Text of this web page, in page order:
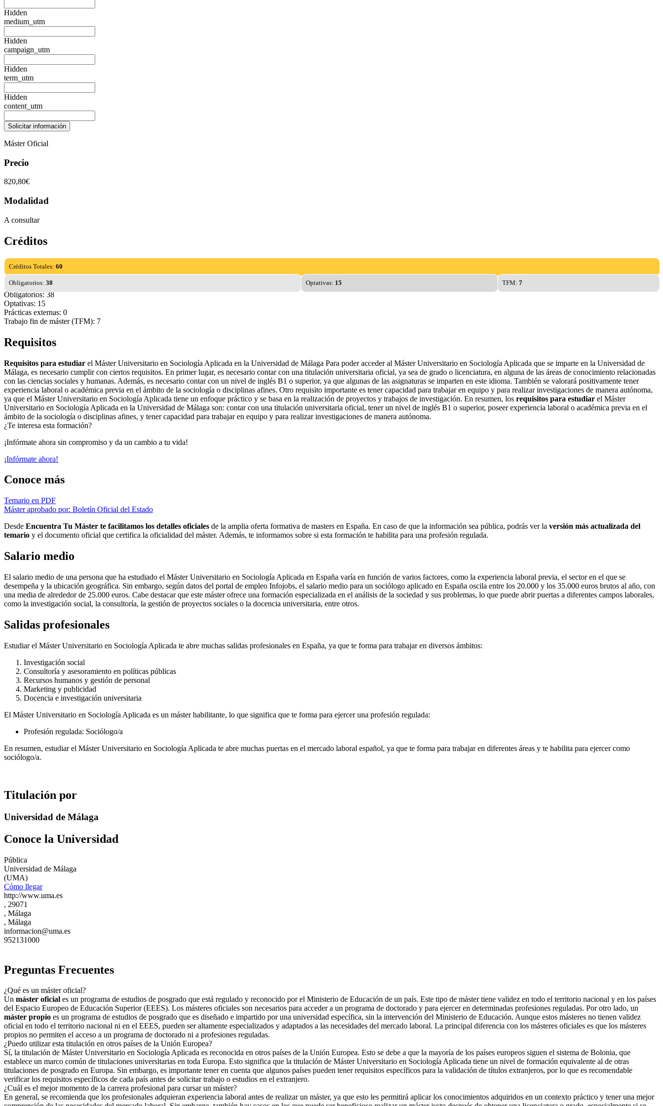
Hidden
medium_utm
Hidden
campaign_utm
Hidden
term_utm
Hidden
content_utm
Máster Oficial
Precio
820,80€
Modalidad
A consultar
Créditos
Créditos Totales: 60
Obligatorios: 38 Optativas: 15 TFM:7
Obligatorios: 38
Optativas: 15
Prácticas externas: 0
Trabajo fin de máster (TFM): 7
Requisitos
Requisitos para estudiar el Máster Universitario en Sociología Aplicada en la Universidad de Málaga Para poder acceder al Máster Universitario en Sociología Aplicada que se imparte en la Universidad de
Málaga, es necesario cumplir con ciertos requisitos. En primer lugar, es necesario contar con una titulación universitaria oficial, ya sea de grado o licenciatura, en alguna de las áreas de conocimiento relacionadas
con las ciencias sociales y humanas. Además, es necesario contar con un nivel de inglés B1 o superior, ya que algunas de las asignaturas se imparten en este idioma. También se valorará positivamente tener
experiencia laboral o académica previa en el ámbito de la sociología o disciplinas afines. Otro requisito importante es tener capacidad para trabajar en equipo y para realizar investigaciones de manera autónoma,
ya que el Máster Universitario en Sociología Aplicada tiene un enfoque práctico y se basa en la realización de proyectos y trabajos de investigación. En resumen, los requisitos para estudiar el Máster
Universitario en Sociología Aplicada en la Universidad de Málaga son: contar con una titulación universitaria oficial, tener un nivel de inglés B1 o superior, poseer experiencia laboral o académica previa en el
ámbito de la sociología o disciplinas afines, y tener capacidad para trabajar en equipo y para realizar investigaciones de manera autónoma.
¿Te interesa esta formación?
¡Infórmate ahora sin compromiso y da un cambio a tu vida!
¡Infórmate ahora!
Conoce más
Temario en PDF
Máster aprobado por: Boletín Oficial del Estado
Desde Encuentra Tu Máster te facilitamos los detalles oficiales de la amplia oferta formativa de masters en España. En caso de que la información sea pública, podrás ver la versión más actualizada del
temario y el documento oficial que certifica la oficialidad del máster. Además, te informamos sobre si esta formación te habilita para una profesión regulada.
Salario medio
El salario medio de una persona que ha estudiado el Máster Universitario en Sociología Aplicada en España varía en función de varios factores, como la experiencia laboral previa, el sector en el que se
desempeña y la ubicación geográfica. Sin embargo, según datos del portal de empleo Infojobs, el salario medio para un sociólogo aplicado en España oscila entre los 20.000 y los 35.000 euros brutos al año, con
una media de alrededor de 25.000 euros. Cabe destacar que este máster ofrece una formación especializada en el análisis de la sociedad y sus problemas, lo que puede abrir puertas a diferentes campos laborales,
como la investigación social, la consultoría, la gestión de proyectos sociales o la docencia universitaria, entre otros.
Salidas profesionales
Estudiar el Máster Universitario en Sociología Aplicada te abre muchas salidas profesionales en España, ya que te forma para trabajar en diversos ámbitos:
Investigación social
Consultoría y asesoramiento en políticas públicas
Recursos humanos y gestión de personal
Marketing y publicidad
Docencia e investigación universitaria
El Máster Universitario en Sociología Aplicada es un máster habilitante, lo que significa que te forma para ejercer una profesión regulada:
Profesión regulada: Sociólogo/a
En resumen, estudiar el Máster Universitario en Sociología Aplicada te abre muchas puertas en el mercado laboral español, ya que te forma para trabajar en diferentes áreas y te habilita para ejercer como
sociólogo/a.
Titulación por
Universidad de Málaga
Conoce la Universidad
Pública
Universidad de Málaga
(UMA)
Cómo llegar
http://www.uma.es
, 29071
, Málaga
, Málaga
informacion@uma.es
952131000
Preguntas Frecuentes
¿Qué es un máster oficial?
Un máster oficial es un programa de estudios de posgrado que está regulado y reconocido por el Ministerio de Educación de un país. Este tipo de máster tiene validez en todo el territorio nacional y en los países
del Espacio Europeo de Educación Superior (EEES). Los másteres oficiales son necesarios para acceder a un programa de doctorado y para ejercer en determinadas profesiones reguladas. Por otro lado, un
máster propio es un programa de estudios de posgrado que es diseñado e impartido por una universidad específica, sin la intervención del Ministerio de Educación. Aunque estos másteres no tienen validez
oficial en todo el territorio nacional ni en el EEES, pueden ser altamente especializados y adaptados a las necesidades del mercado laboral. La principal diferencia con los másteres oficiales es que los másteres
propios no permiten el acceso a un programa de doctorado ni a profesiones reguladas.
¿Puedo utilizar esta titulación en otros países de la Unión Europea?
Sí, la titulación de Máster Universitario en Sociología Aplicada es reconocida en otros países de la Unión Europea. Esto se debe a que la mayoría de los países europeos siguen el sistema de Bolonia, que
establece un marco común de titulaciones universitarias en toda Europa. Esto significa que la titulación de Máster Universitario en Sociología Aplicada tiene un nivel de formación equivalente al de otras
titulaciones de posgrado en Europa. Sin embargo, es importante tener en cuenta que algunos países pueden tener requisitos específicos para la validación de títulos extranjeros, por lo que es recomendable
verificar los requisitos específicos de cada país antes de solicitar trabajo o estudios en el extranjero.
¿Cuál es el mejor momento de la carrera profesional para cursar un máster?
En general, se recomienda que los profesionales adquieran experiencia laboral antes de realizar un máster, ya que esto les permitirá aplicar los conocimientos adquiridos en un contexto práctico y tener una mejor